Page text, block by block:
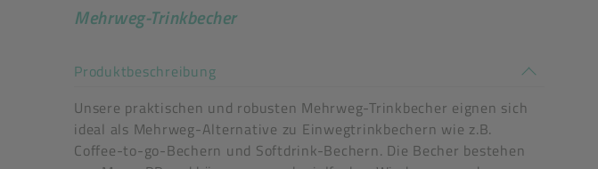
Mehrweg-Trinkbecher
Produktbeschreibung
Akkordeon auf-/zuklappen stimmen nicht überein
Unsere praktischen und robusten Mehrweg-Trinkbecher eignen sich
ideal als Mehrweg-Alternative zu Einwegtrinkbechern wie z.B.
Coffee-to-go-Bechern und Softdrink-Bechern. Die Becher bestehen